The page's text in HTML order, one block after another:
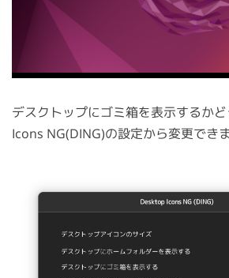
デスクトップにゴミ箱を表示するか
Icons NG(DING)の設定から変更できま